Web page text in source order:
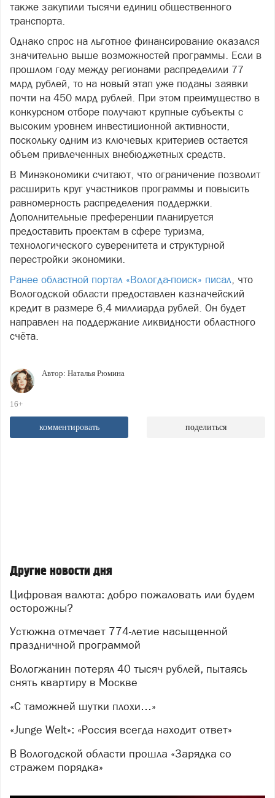
также закупили тысячи единиц общественного
транспорта.
Однако спрос на льготное финансирование оказался
значительно выше возможностей программы. Если в
прошлом году между регионами распределили 77
млрд рублей, то на новый этап уже поданы заявки
почти на 450 млрд рублей. При этом преимущество в
конкурсном отборе получают крупные субъекты с
высоким уровнем инвестиционной активности,
поскольку одним из ключевых критериев остается
объем привлеченных внебюджетных средств.
В Минэкономики считают, что ограничение позволит
расширить круг участников программы и повысить
равномерность распределения поддержки.
Дополнительные преференции планируется
предоставить проектам в сфере туризма,
технологического суверенитета и структурной
перестройки экономики.
Ранее областной портал «Вологда-поиск» писал, что
Вологодской области предоставлен казначейский
кредит в размере 6,4 миллиарда рублей. Он будет
направлен на поддержание ликвидности областного
счёта.
Автор: Наталья Рюмина
16+
комментировать поделиться
Другие новости дня
Цифровая валюта: добро пожаловать или будем
осторожны?
Устюжна отмечает 774-летие насыщенной
праздничной программой
Вологжанин потерял 40 тысяч рублей, пытаясь
снять квартиру в Москве
«С таможней шутки плохи…»
«Junge Welt»: «Россия всегда находит ответ»
В Вологодской области прошла «Зарядка со
стражем порядка»